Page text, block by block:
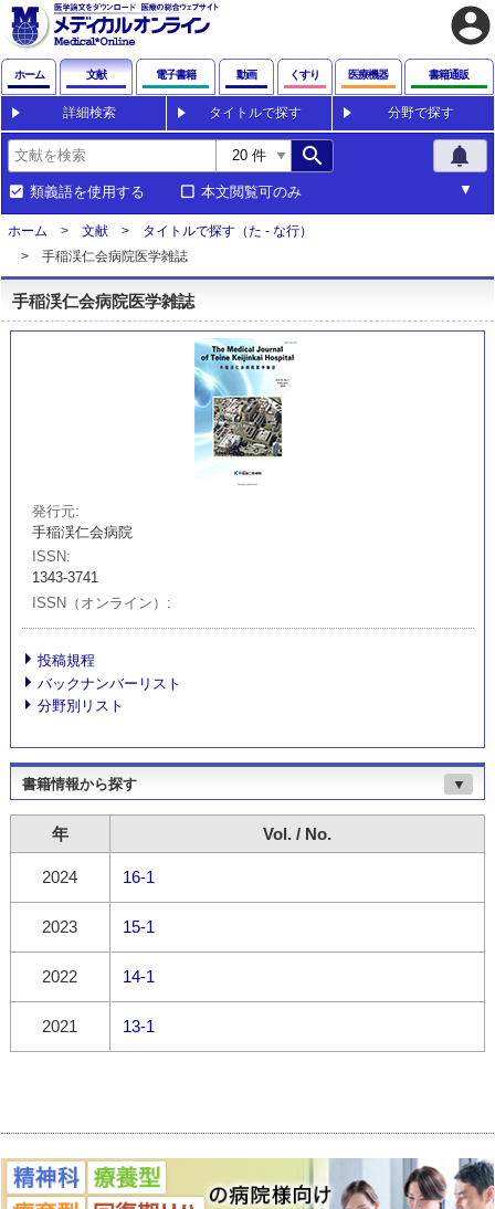
account_circle
ホーム 文献 電子書籍 動画 くすり 医療機器 書籍通販
詳細検索 タイトルで探す 分野で探す
search notifications
類義語を使用する 本文閲覧可のみ
ホーム 文献
タイトルで探す（た - な行）
手稲渓仁会病院医学雑誌
手稲渓仁会病院医学雑誌
発行元
手稲渓仁会病院
ISSN
1343-3741
ISSN（オンライン）
投稿規程
バックナンバーリスト
分野別リスト
書籍情報から探す ▼
年 Vol. / No.
2024 16-1
2023 15-1
2022 14-1
2021 13-1